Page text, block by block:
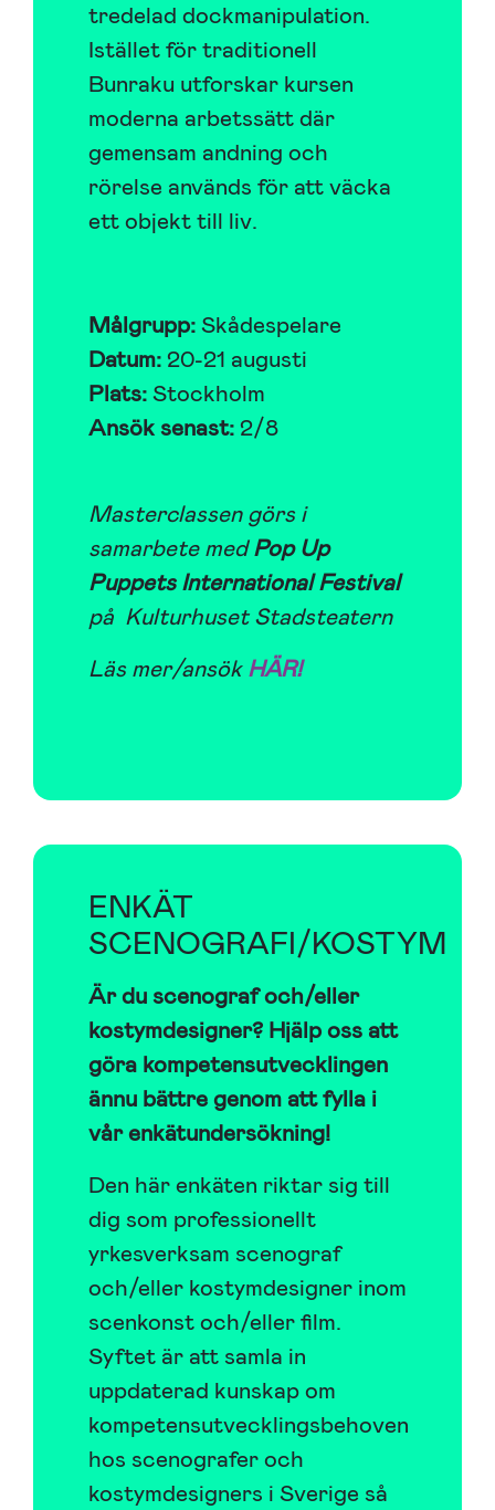
tredelad dockmanipulation.
Istället för traditionell
Bunraku utforskar kursen
moderna arbetssätt där
gemensam andning och
rörelse används för att väcka
ett objekt till liv.
Målgrupp:Skådespelare
Datum:20-21 augusti
Plats:Stockholm
Ansök senast:2/8
Masterclassen görs i
samarbete medPop Up
Puppets International Festival
på Kulturhuset Stadsteatern
Läs mer/ansökHÄR!
ENKÄT
SCENOGRAFI/KOSTYM
Är du scenograf och/eller
kostymdesigner? Hjälp oss att
göra kompetensutvecklingen
ännu bättre genom att fylla i
vår enkätundersökning!
Den här enkäten riktar sig till
dig som professionellt
yrkesverksam scenograf
och/eller kostymdesigner inom
scenkonst och/eller film.
Syftet är att samla in
uppdaterad kunskap om
kompetensutvecklingsbehoven
hos scenografer och
kostymdesigners i Sverige så